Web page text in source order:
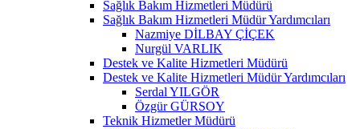
Sağlık Bakım Hizmetleri Müdürü
Sağlık Bakım Hizmetleri Müdür Yardımcıları
Nazmiye DİLBAY ÇİÇEK
Nurgül VARLIK
Destek ve Kalite Hizmetleri Müdürü
Destek ve Kalite Hizmetleri Müdür Yardımcıları
Serdal YILGÖR
Özgür GÜRSOY
Teknik Hizmetler Müdürü